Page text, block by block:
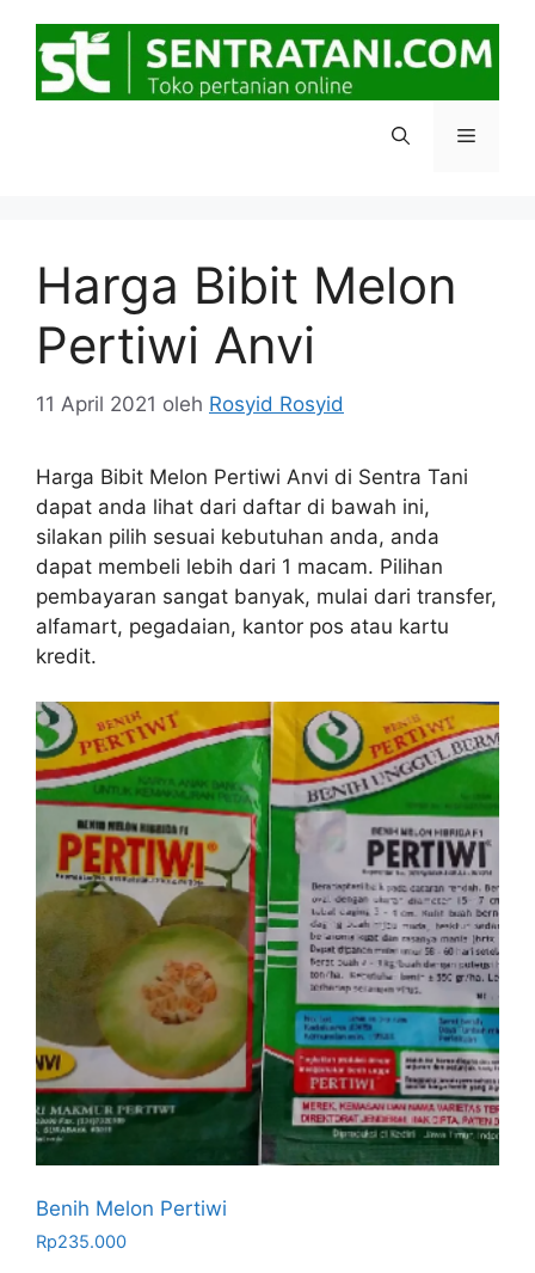
Menu
Harga Bibit Melon
Pertiwi Anvi
11 April 2021 oleh Rosyid Rosyid
Harga Bibit Melon Pertiwi Anvi di Sentra Tani
dapat anda lihat dari daftar di bawah ini,
silakan pilih sesuai kebutuhan anda, anda
dapat membeli lebih dari 1 macam. Pilihan
pembayaran sangat banyak, mulai dari transfer,
alfamart, pegadaian, kantor pos atau kartu
kredit.
Benih Melon Pertiwi
Rp235.000